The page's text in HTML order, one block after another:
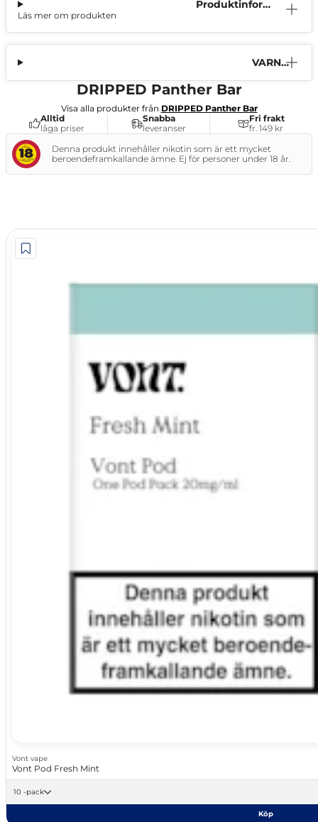
Produktinform
Läs mer om produkten
VARNI
DRIPPED Panther Bar
Visa alla produkter från DRIPPED Panther Bar
Alltid
låga priser
Snabba
leveranser
Fri frakt
fr. 149 kr
Denna produkt innehåller nikotin som är ett mycket
beroendeframkallande ämne. Ej för personer under 18 år.
Vont vape
Vont Pod Fresh Mint
10 -pack
Köp